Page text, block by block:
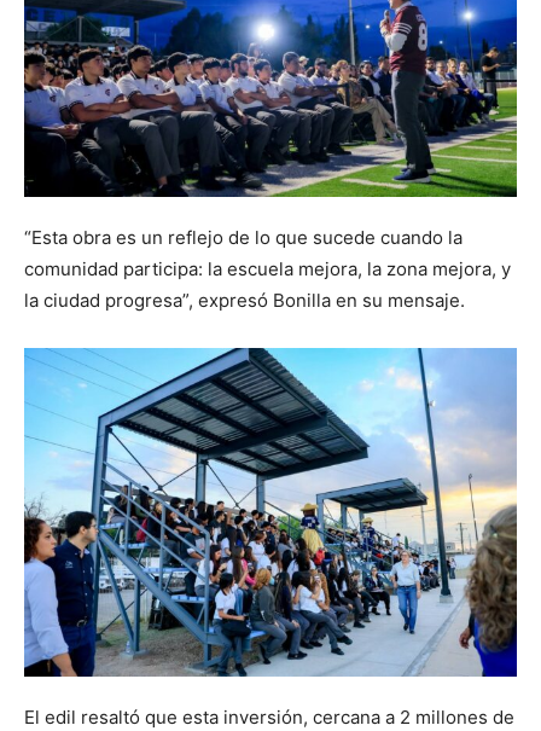
“Esta obra es un reflejo de lo que sucede cuando la
comunidad participa: la escuela mejora, la zona mejora, y
la ciudad progresa”, expresó Bonilla en su mensaje.
El edil resaltó que esta inversión, cercana a 2 millones de